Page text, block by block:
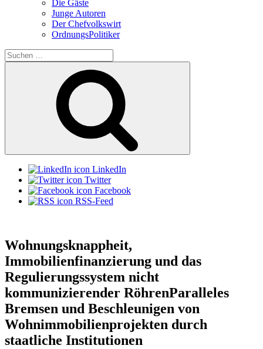
Die Gäste
Junge Autoren
Der Chefvolkswirt
OrdnungsPolitiker
Suchen
nach:
LinkedIn
Twitter
Facebook
RSS-Feed
Wohnungsknappheit,
Immobilienfinanzierung und das
Regulierungssystem nicht
kommunizierender RöhrenParalleles
Bremsen und Beschleunigen von
Wohnimmobilienprojekten durch
staatliche Institutionen